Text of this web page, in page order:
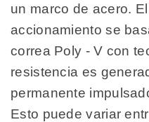
un marco de acero.
accionamiento se
correa Poly - V con
resistencia es
permanente
Esto puede variar